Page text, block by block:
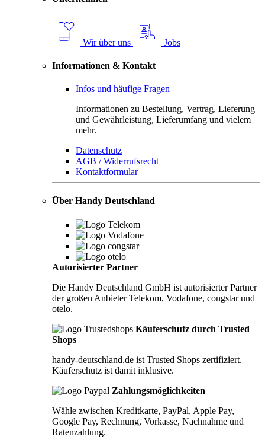
Wir über uns Jobs
Informationen & Kontakt
Infos und häufige Fragen
Informationen zu Bestellung, Vertrag, Lieferung
und Gewährleistung, Lieferumfang und vielem
mehr.
Datenschutz
AGB / Widerrufsrecht
Kontaktformular
Über Handy Deutschland
Autorisierter Partner
Die Handy Deutschland GmbH ist autorisierter Partner
der großen Anbieter Telekom, Vodafone, congstar und
otelo.
Käuferschutz durch Trusted
Shops
handy-deutschland.de ist Trusted Shops zertifiziert.
Käuferschutz ist damit inklusive.
Zahlungsmöglichkeiten
Wähle zwischen Kreditkarte, PayPal, Apple Pay,
Google Pay, Rechnung, Vorkasse, Nachnahme und
Ratenzahlung.